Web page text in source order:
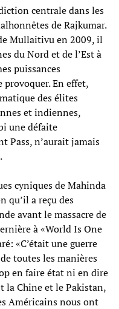
centrale dans les
de Rajkumar.
Mullaitivu en 2009, il
du Nord et de l’Est à
puissances
En effet,
des élites
et indiennes,
une défaite
Pass, n’aurait jamais
cyniques de Mahinda
qu’il a reçu des
avant le massacre de
à «World Is One
«C’était une guerre
toutes les manières
en faire état ni en dire
la Chine et le Pakistan,
Américains nous ont